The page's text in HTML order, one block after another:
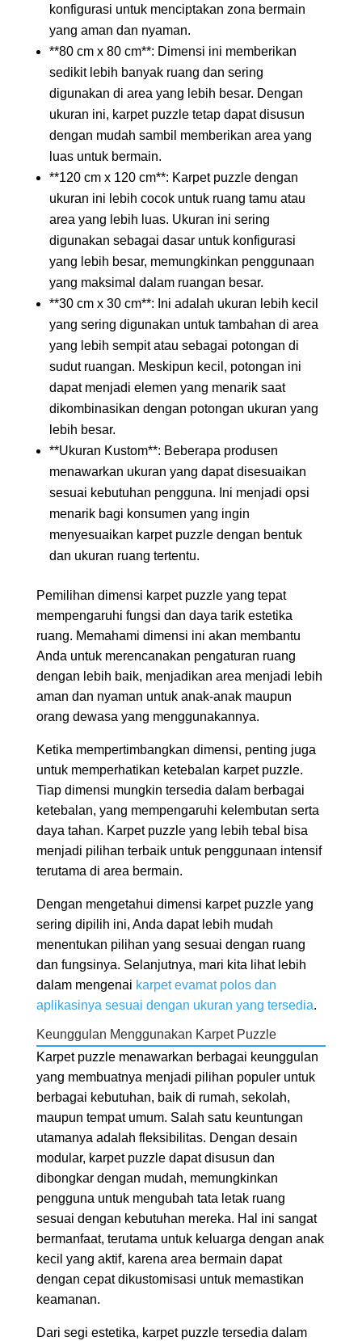
konfigurasi untuk menciptakan zona bermain
yang aman dan nyaman.
**80 cm x 80 cm**: Dimensi ini memberikan
sedikit lebih banyak ruang dan sering
digunakan di area yang lebih besar. Dengan
ukuran ini, karpet puzzle tetap dapat disusun
dengan mudah sambil memberikan area yang
luas untuk bermain.
**120 cm x 120 cm**: Karpet puzzle dengan
ukuran ini lebih cocok untuk ruang tamu atau
area yang lebih luas. Ukuran ini sering
digunakan sebagai dasar untuk konfigurasi
yang lebih besar, memungkinkan penggunaan
yang maksimal dalam ruangan besar.
**30 cm x 30 cm**: Ini adalah ukuran lebih kecil
yang sering digunakan untuk tambahan di area
yang lebih sempit atau sebagai potongan di
sudut ruangan. Meskipun kecil, potongan ini
dapat menjadi elemen yang menarik saat
dikombinasikan dengan potongan ukuran yang
lebih besar.
**Ukuran Kustom**: Beberapa produsen
menawarkan ukuran yang dapat disesuaikan
sesuai kebutuhan pengguna. Ini menjadi opsi
menarik bagi konsumen yang ingin
menyesuaikan karpet puzzle dengan bentuk
dan ukuran ruang tertentu.
Pemilihan dimensi karpet puzzle yang tepat
mempengaruhi fungsi dan daya tarik estetika
ruang. Memahami dimensi ini akan membantu
Anda untuk merencanakan pengaturan ruang
dengan lebih baik, menjadikan area menjadi lebih
aman dan nyaman untuk anak-anak maupun
orang dewasa yang menggunakannya.
Ketika mempertimbangkan dimensi, penting juga
untuk memperhatikan ketebalan karpet puzzle.
Tiap dimensi mungkin tersedia dalam berbagai
ketebalan, yang mempengaruhi kelembutan serta
daya tahan. Karpet puzzle yang lebih tebal bisa
menjadi pilihan terbaik untuk penggunaan intensif
terutama di area bermain.
Dengan mengetahui dimensi karpet puzzle yang
sering dipilih ini, Anda dapat lebih mudah
menentukan pilihan yang sesuai dengan ruang
dan fungsinya. Selanjutnya, mari kita lihat lebih
dalam mengenai karpet evamat polos dan
aplikasinya sesuai dengan ukuran yang tersedia.
Keunggulan Menggunakan Karpet Puzzle
Karpet puzzle menawarkan berbagai keunggulan
yang membuatnya menjadi pilihan populer untuk
berbagai kebutuhan, baik di rumah, sekolah,
maupun tempat umum. Salah satu keuntungan
utamanya adalah fleksibilitas. Dengan desain
modular, karpet puzzle dapat disusun dan
dibongkar dengan mudah, memungkinkan
pengguna untuk mengubah tata letak ruang
sesuai dengan kebutuhan mereka. Hal ini sangat
bermanfaat, terutama untuk keluarga dengan anak
kecil yang aktif, karena area bermain dapat
dengan cepat dikustomisasi untuk memastikan
keamanan.
Dari segi estetika, karpet puzzle tersedia dalam